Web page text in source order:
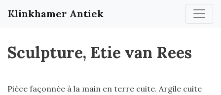
Klinkhamer Antiek
Sculpture, Etie van Rees
Pièce façonnée à la main en terre cuite. Argile cuite